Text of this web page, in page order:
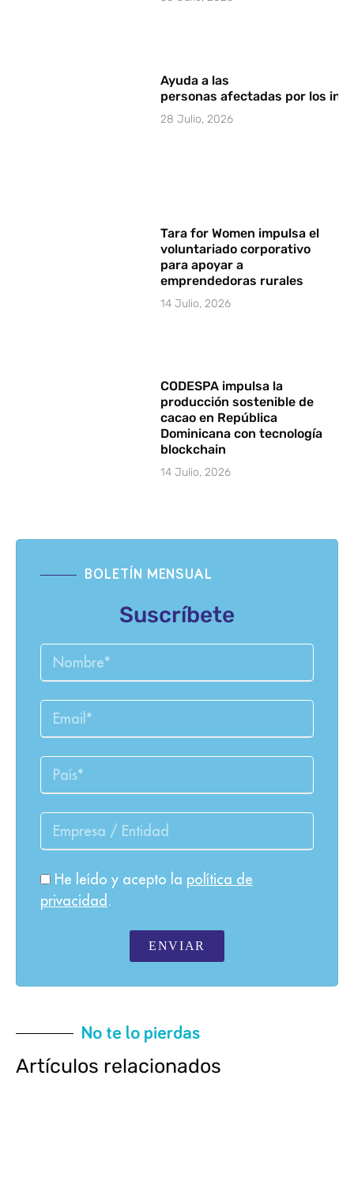
Ayuda a las
personas afectadas por los
28 Julio, 2026
Tara for Women impulsa el
voluntariado corporativo
para apoyar a
emprendedoras rurales
14 Julio, 2026
CODESPA impulsa la
producción sostenible de
cacao en República
Dominicana con tecnología
blockchain
14 Julio, 2026
BOLETÍN MENSUAL
Suscríbete
He leído y acepto la política de
privacidad .
ENVIAR
No te lo pierdas
Artículos relacionados